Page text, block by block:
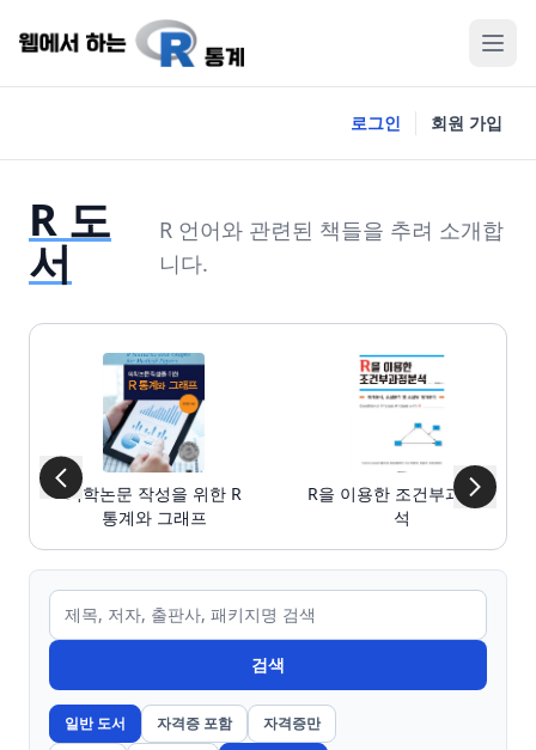
로그인 회원 가입
R 도
서
R 언어와 관련된 책들을 추려 소개합
니다.
의학논문 작성을 위한 R
통계와 그래프
R을 이용한 조건부과정분
석
검색
일반 도서 자격증 포함
자격증만